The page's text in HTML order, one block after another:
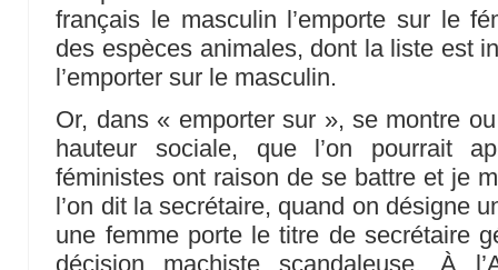
français le masculin l’emporte sur le
des espèces animales, dont la liste est
l’emporter sur le masculin.
Or, dans « emporter sur », se montre
hauteur sociale, que l’on pourrait
féministes ont raison de se battre et je
l’on dit la secrétaire, quand on désigne
une femme porte le titre de secrétaire
décision machiste scandaleuse. À